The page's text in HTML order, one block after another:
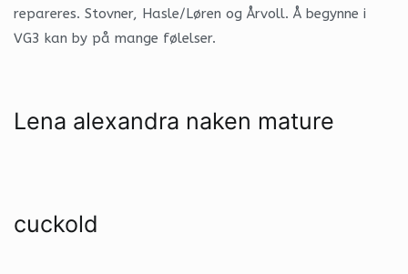
repareres. Stovner, Hasle/Løren og Årvoll. Å begynne i
VG3 kan by på mange følelser.
Lena alexandra naken mature
cuckold